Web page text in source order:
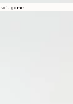
soft game